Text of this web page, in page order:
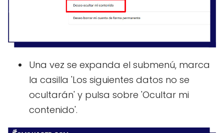
Una vez se expanda el submenú, marca
la casilla 'Los siguientes datos no se
ocultarán' y pulsa sobre 'Ocultar mi
contenido'.